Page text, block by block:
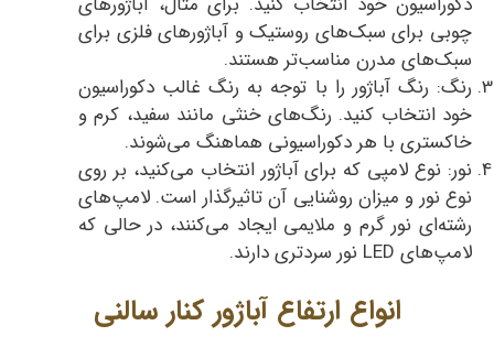
چوبی برای سبک‌های روستیک و آباژورهای فلزی برای
سبک‌های مدرن مناسب‌تر هستند.
رنگ: رنگ آباژور را با توجه به رنگ غالب دکوراسیون
خود انتخاب کنید. رنگ‌های خنثی مانند سفید، کرم و
خاکستری با هر دکوراسیونی هماهنگ می‌شوند.
نور: نوع لامپی که برای آباژور انتخاب می‌کنید، بر روی
نوع نور و میزان روشنایی آن تاثیرگذار است. لامپ‌های
رشته‌ای نور گرم و ملایمی ایجاد می‌کنند، در حالی که
لامپ‌های LED نور سردتری دارند.
انواع ارتفاع آباژور کنار سالنی